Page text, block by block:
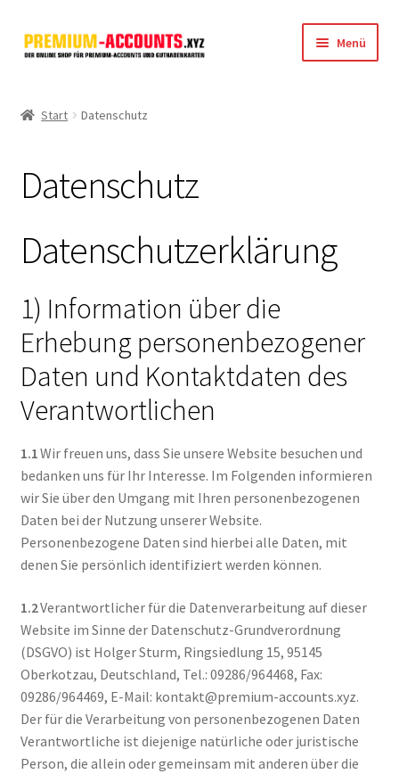
Zur
Navigation
Zum
Inhalt
Menü
FileJoker
FileFox.cc
Xubster
Filesmonster
HotLink
Filespace
VipFile.cc
Ex-Load
File.al
FAQ – Häufige Fragen
Impressum
Start Datenschutz
Datenschutz
Datenschutzerklärung
1) Information über die
Erhebung personenbezogener
Daten und Kontaktdaten des
Verantwortlichen
1.1Wir freuen uns, dass Sie unsere Website besuchen und
bedanken uns für Ihr Interesse. Im Folgenden informieren
wir Sie über den Umgang mit Ihren personenbezogenen
Daten bei der Nutzung unserer Website.
Personenbezogene Daten sind hierbei alle Daten, mit
denen Sie persönlich identifiziert werden können.
1.2Verantwortlicher für die Datenverarbeitung auf dieser
Website im Sinne der Datenschutz-Grundverordnung
(DSGVO) ist Holger Sturm, Ringsiedlung 15, 95145
Oberkotzau, Deutschland, Tel.: 09286/964468, Fax:
09286/964469, E-Mail: kontakt@premium-accounts.xyz.
Der für die Verarbeitung von personenbezogenen Daten
Verantwortliche ist diejenige natürliche oder juristische
Person, die allein oder gemeinsam mit anderen über die